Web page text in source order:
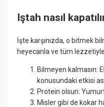
Iştah nasıl
İşte karşınızda, o bitmek
heyecanla ve tüm lezzetiyle
Bilmeyen kalmasın:
konusundaki etkisi
Protein olsun:
Misler gibi de kokar